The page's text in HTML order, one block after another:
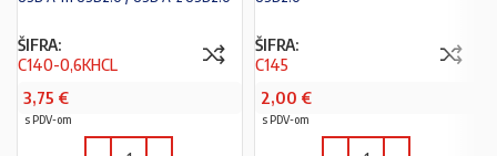
ŠIFRA:
C140-0,6KHCL
3,75 €
s PDV-om
ŠIFRA:
C145
2,00 €
s PDV-om